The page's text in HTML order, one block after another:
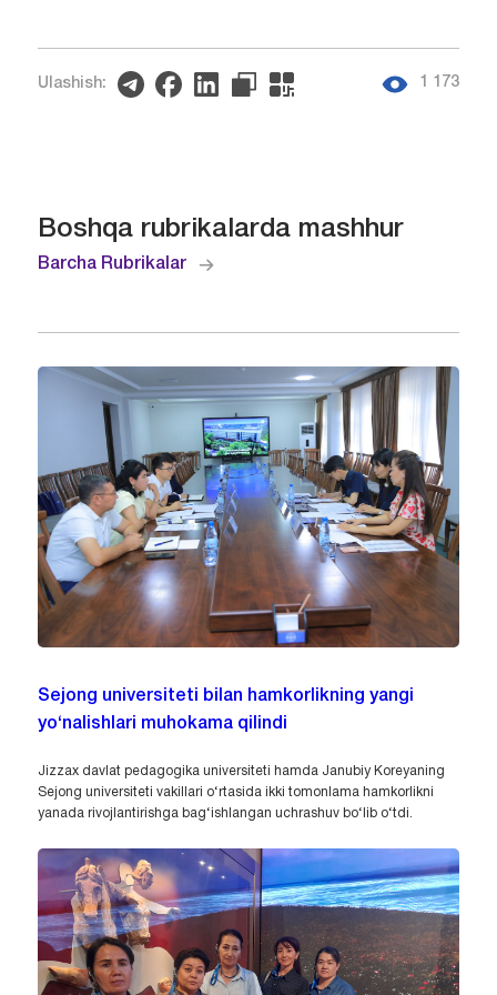
Ulashish: 1 173
Boshqa rubrikalarda mashhur
Barcha Rubrikalar
Sejong universiteti bilan hamkorlikning yangi
yo‘nalishlari muhokama qilindi
Jizzax davlat pedagogika universiteti hamda Janubiy Koreyaning
Sejong universiteti vakillari o‘rtasida ikki tomonlama hamkorlikni
yanada rivojlantirishga bag‘ishlangan uchrashuv bo‘lib o‘tdi.